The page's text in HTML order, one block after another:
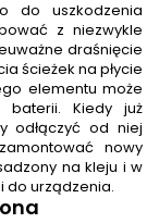
do uszkodzenia
z niezwykle
draśnięcie
ścieżek na płycie
elementu może
baterii. Kiedy już
odłączyć od niej
nowy
na kleju i w
do urządzenia.